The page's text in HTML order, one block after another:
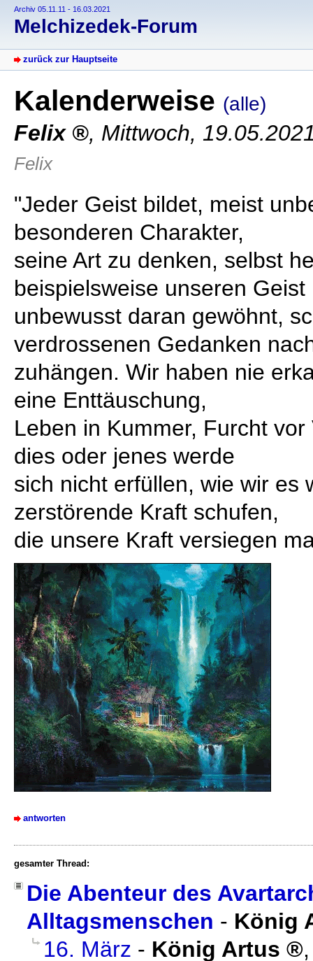
Archiv 05.11.11 - 16.03.2021
Melchizedek-Forum
zurück zur Hauptseite
Kalenderweise (alle)
Felix , Mittwoch,
Felix
"Jeder Geist bildet, meist
besonderen Charakter,
seine Art zu denken, selbst
beispielsweise unseren Geist
unbewusst daran gewöhnt,
verdrossenen Gedanken
zuhängen. Wir haben nie
eine Enttäuschung,
Leben in Kummer, Furcht
dies oder jenes werde
sich nicht erfüllen, wie wir es
zerstörende Kraft schufen,
die unsere Kraft versiegen
antworten
gesamter Thread:
Die Abenteur des
Alltagsmenschen - König
16. März - König Artus